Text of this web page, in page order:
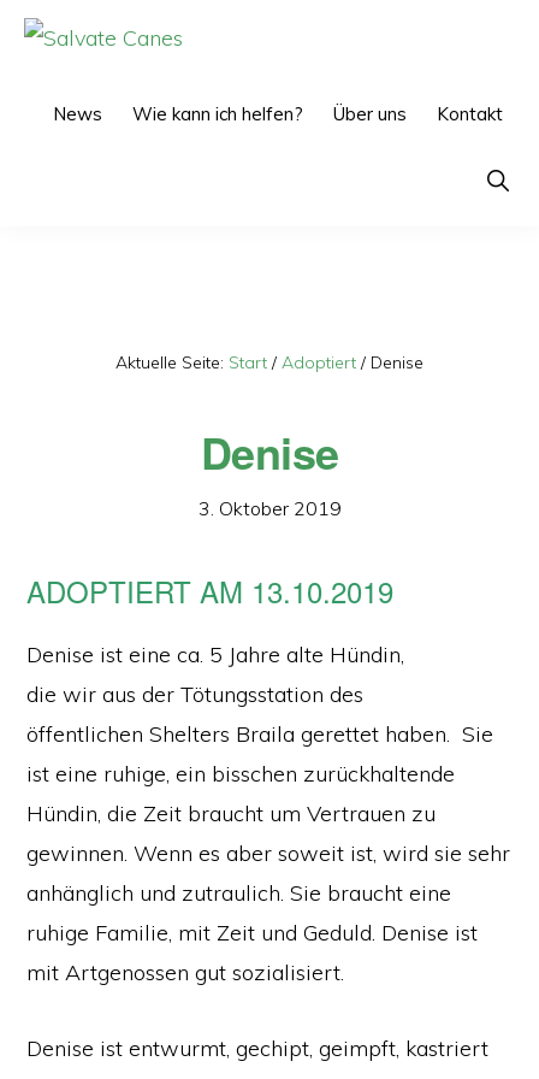
Zur
Zum
News Wie kann ich helfen? Über uns Kontakt
Show
Aktuelle Seite: Start / Adoptiert / Denise
Denise
3. Oktober 2019
ADOPTIERT AM 13.10.2019
Denise ist eine ca. 5 Jahre alte Hündin,
die wir aus der Tötungsstation des
öffentlichen Shelters Braila gerettet haben. Sie
ist eine ruhige, ein bisschen zurückhaltende
Hündin, die Zeit braucht um Vertrauen zu
gewinnen. Wenn es aber soweit ist, wird sie sehr
anhänglich und zutraulich. Sie braucht eine
ruhige Familie, mit Zeit und Geduld. Denise ist
mit Artgenossen gut sozialisiert.
Denise ist entwurmt, gechipt, geimpft, kastriert